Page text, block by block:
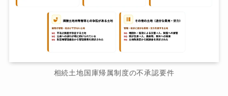
相続土地国庫帰属制度の不承認要件